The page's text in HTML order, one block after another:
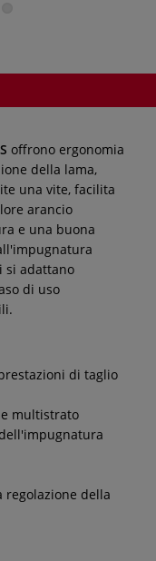
offrono ergonomia
della lama,
una vite, facilita
arancio
e una buona
si adattano
di uso
di taglio
multistrato
regolazione della